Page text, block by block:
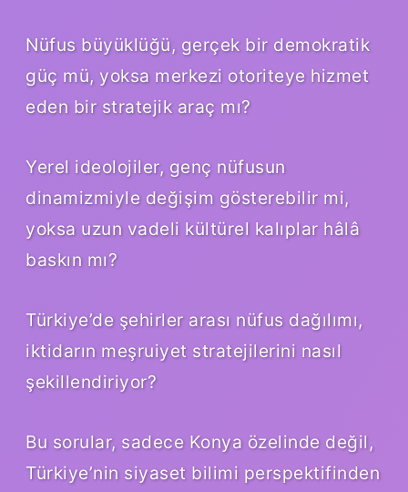
Nüfus büyüklüğü, gerçek bir demokratik
güç mü, yoksa merkezi otoriteye hizmet
eden bir stratejik araç mı?
Yerel ideolojiler, genç nüfusun
dinamizmiyle değişim gösterebilir mi,
yoksa uzun vadeli kültürel kalıplar hâlâ
baskın mı?
Türkiye’de şehirler arası nüfus dağılımı,
iktidarın meşruiyet stratejilerini nasıl
şekillendiriyor?
Bu sorular, sadece Konya özelinde değil,
Türkiye’nin siyaset bilimi perspektifinden